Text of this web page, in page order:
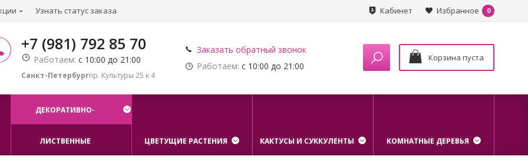
Узнать статус заказа Избранное 0
Кабинет
+7 (981) 792 85 70
Работаем: с 10:00 до 21:00
Санкт-Петербургпр. Культуры 25 к 4
Заказать обратный звонок
Работаем: с 10:00 до 21:00
Корзина пуста
ДЕКОРАТИВНО-
ЛИСТВЕННЫЕ ЦВЕТУЩИЕ РАСТЕНИЯ КАКТУСЫ И СУККУЛЕНТЫ КОМНАТНЫЕ ДЕРЕВЬЯ